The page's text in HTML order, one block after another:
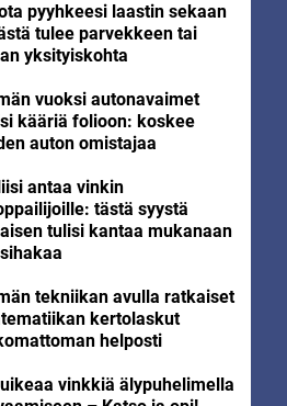
pyyhkeesi laastin sekaan
tulee parvekkeen tai
yksityiskohta
vuoksi autonavaimet
kääriä folioon: koskee
auton omistajaa
antaa vinkin
tästä syystä
tulisi kantaa mukanaan
tekniikan avulla ratkaiset
kertolaskut
helposti
vinkkiä älypuhelimella